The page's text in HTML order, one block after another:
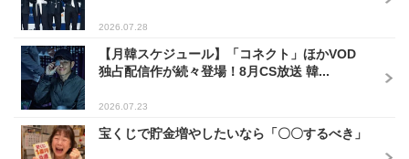
2026.07.28
【月韓スケジュール】「コネクト」ほかVOD
独占配信作が続々登場！8月CS放送 韓...
2026.07.23
宝くじで貯金増やしたいなら「〇〇するべき」